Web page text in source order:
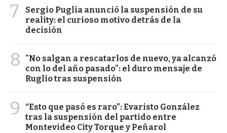
7
Sergio Puglia anunció la suspensión de su
reality: el curioso motivo detrás de la
decisión
8
"No salgan a rescatarlos de nuevo, ya alcanzó
con lo del año pasado": el duro mensaje de
Ruglio tras suspensión
9
“Esto que pasó es raro”: Evaristo González
tras la suspensión del partido entre
Montevideo City Torque y Peñarol